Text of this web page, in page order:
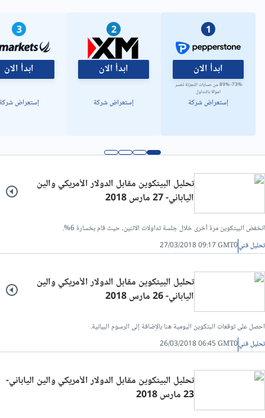
تحليل فني/سعر الدولار مقابل الشيكل
تحليل فني/سعر الدولار مقابل الدينار ليبي
1
ابدأ الان
73%- 89% من حسابات التجزئة تخسر
اموالا بالتداول
إستعراض شركة
2
ابدأ الان
إستعراض شركة
3
ابدأ الان
إستعراض
تحليل البيتكوين مقابل الدولار الأمريكي والين
الياباني- 27 مارس 2018
انخفض البيتكوين مرة أخرى خلال جلسة تداولات الاثنين، حيث قام بخسارة 6%.
تحليل فني27/03/2018 09:17 GMT0
تحليل البيتكوين مقابل الدولار الأمريكي والين
الياباني- 26 مارس 2018
احصل على توقعات البتكوين اليومية هنا بالإضافة إلى الرسوم البيانية.
تحليل فني26/03/2018 06:45 GMT0
تحليل البيتكوين مقابل الدولار الأمريكي والين الياباني-
23 مارس 2018